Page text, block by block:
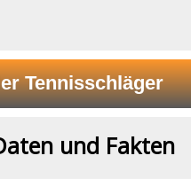
und Fakten